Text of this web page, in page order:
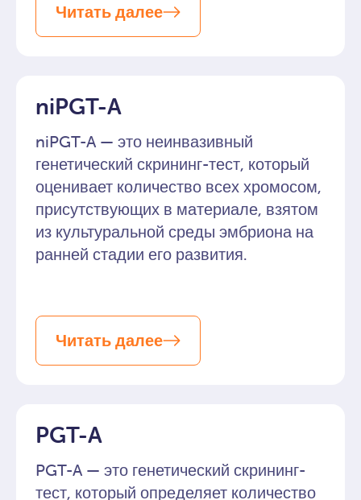
Читать далее
niPGT-A
niPGT-A — это неинвазивный
генетический скрининг-тест, который
оценивает количество всех хромосом,
присутствующих в материале, взятом
из культуральной среды эмбриона на
ранней стадии его развития.
Читать далее
PGT-A
PGT-A — это генетический скрининг-
тест, который определяет количество